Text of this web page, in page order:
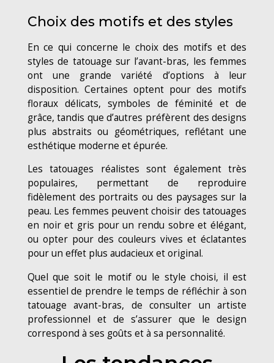
Choix des motifs et des styles
En ce qui concerne le choix des motifs et des
styles de tatouage sur l’avant-bras, les femmes
ont une grande variété d’options à leur
disposition. Certaines optent pour des motifs
floraux délicats, symboles de féminité et de
grâce, tandis que d’autres préfèrent des designs
plus abstraits ou géométriques, reflétant une
esthétique moderne et épurée.
Les tatouages réalistes sont également très
populaires, permettant de reproduire
fidèlement des portraits ou des paysages sur la
peau. Les femmes peuvent choisir des tatouages
en noir et gris pour un rendu sobre et élégant,
ou opter pour des couleurs vives et éclatantes
pour un effet plus audacieux et original.
Quel que soit le motif ou le style choisi, il est
essentiel de prendre le temps de réfléchir à son
tatouage avant-bras, de consulter un artiste
professionnel et de s’assurer que le design
correspond à ses goûts et à sa personnalité.